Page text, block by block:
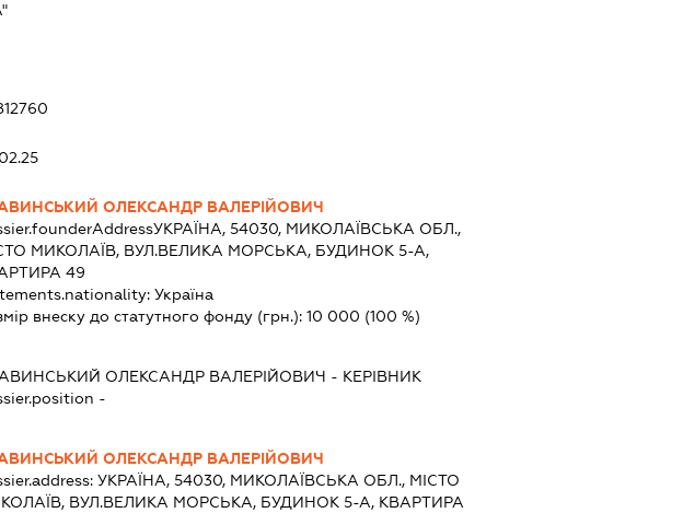
ОЛЕКСАНДР ВАЛЕРІЙОВИЧ
УКРАЇНА, 54030, МИКОЛАЇВСЬКА ОБЛ.,
МИКОЛАЇВ, ВУЛ.ВЕЛИКА МОРСЬКА, БУДИНОК 5-А,
49
Україна
внеску до статутного фонду (грн.): 10 000 (100 %)
ОЛЕКСАНДР ВАЛЕРІЙОВИЧ - КЕРІВНИК
-
ОЛЕКСАНДР ВАЛЕРІЙОВИЧ
УКРАЇНА, 54030, МИКОЛАЇВСЬКА ОБЛ., МІСТО
ВУЛ.ВЕЛИКА МОРСЬКА, БУДИНОК 5-А, КВАРТИРА